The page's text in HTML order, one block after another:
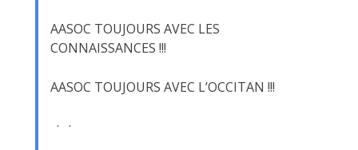
AASOC TOUJOURS AVEC LES
CONNAISSANCES !!!
AASOC TOUJOURS AVEC L’OCCITAN !!!
· ·